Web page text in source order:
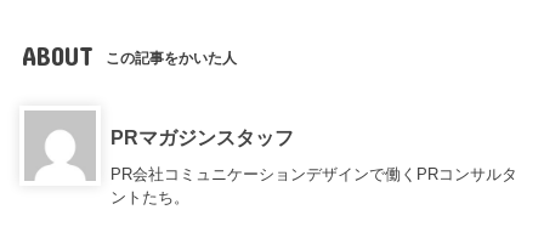
ABOUT この記事をかいた人
PRマガジンスタッフ
PR会社コミュニケーションデザインで働くPRコンサルタ
ントたち。